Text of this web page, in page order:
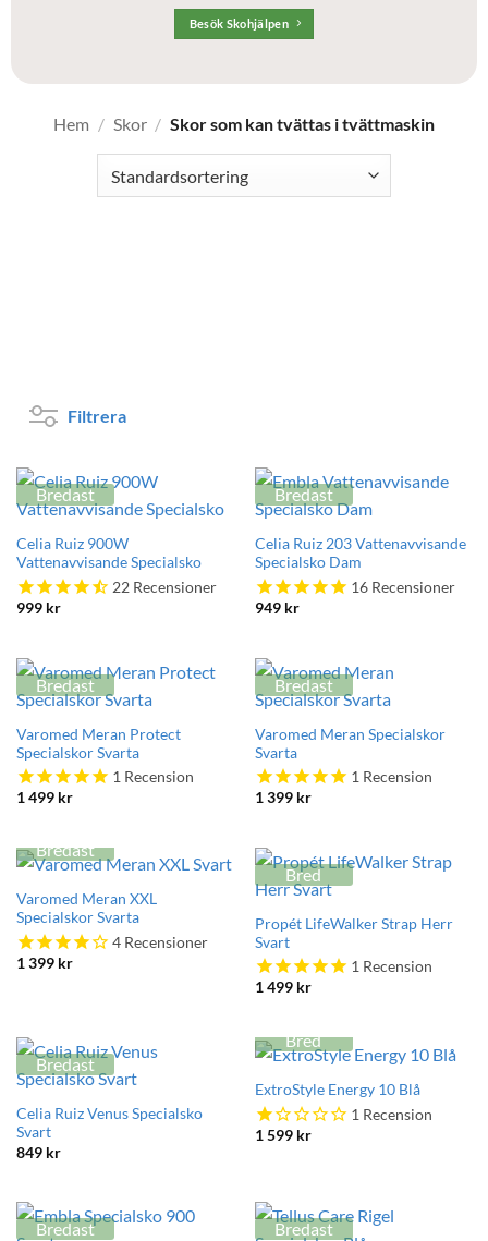
Besök Skohjälpen
Hem / Skor / Skor som kan tvättas i tvättmaskin
Filtrera
Bredast
Celia Ruiz 900W
Vattenavvisande Specialsko
22Recensioner
999 kr
Bredast
Celia Ruiz 203 Vattenavvisande
Specialsko Dam
16Recensioner
949 kr
Bredast
Varomed Meran Protect
Specialskor Svarta
1 Recension
1 499 kr
Bredast
Varomed Meran Specialskor
Svarta
1 Recension
1 399 kr
Bredast
Varomed Meran XXL
Specialskor Svarta
4Recensioner
1 399 kr
Bred
Propét LifeWalker Strap Herr
Svart
1Recension
1 499 kr
Bredast
Celia Ruiz Venus Specialsko
Svart
849 kr
Bred
ExtroStyle Energy 10 Blå
1 Recension
1 599 kr
Bredast Bredast